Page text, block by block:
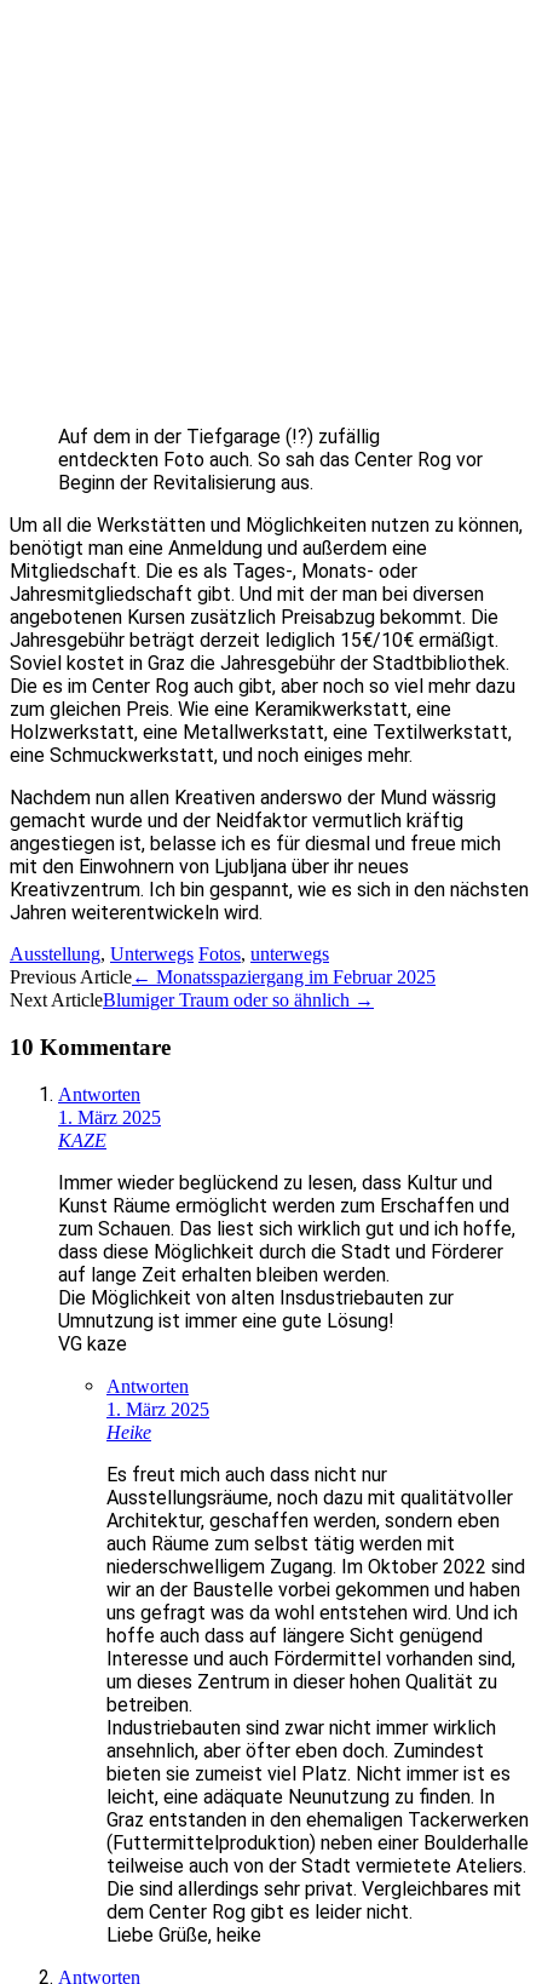
Auf dem in der Tiefgarage (!?) zufällig
entdeckten Foto auch. So sah das Center Rog vor
Beginn der Revitalisierung aus.
Um all die Werkstätten und Möglichkeiten nutzen zu können,
benötigt man eine Anmeldung und außerdem eine
Mitgliedschaft. Die es als Tages-, Monats- oder
Jahresmitgliedschaft gibt. Und mit der man bei diversen
angebotenen Kursen zusätzlich Preisabzug bekommt. Die
Jahresgebühr beträgt derzeit lediglich 15€/10€ ermäßigt.
Soviel kostet in Graz die Jahresgebühr der Stadtbibliothek.
Die es im Center Rog auch gibt, aber noch so viel mehr dazu
zum gleichen Preis. Wie eine Keramikwerkstatt, eine
Holzwerkstatt, eine Metallwerkstatt, eine Textilwerkstatt,
eine Schmuckwerkstatt, und noch einiges mehr.
Nachdem nun allen Kreativen anderswo der Mund wässrig
gemacht wurde und der Neidfaktor vermutlich kräftig
angestiegen ist, belasse ich es für diesmal und freue mich
mit den Einwohnern von Ljubljana über ihr neues
Kreativzentrum. Ich bin gespannt, wie es sich in den nächsten
Jahren weiterentwickeln wird.
Ausstellung, Unterwegs Fotos, unterwegs
Artikel-
Navigation
Previous Article← Monatsspaziergang im Februar 2025
Next ArticleBlumiger Traum oder so ähnlich →
10 Kommentare
Antworten
1. März 2025
KAZE
Immer wieder beglückend zu lesen, dass Kultur und
Kunst Räume ermöglicht werden zum Erschaffen und
zum Schauen. Das liest sich wirklich gut und ich hoffe,
dass diese Möglichkeit durch die Stadt und Förderer
auf lange Zeit erhalten bleiben werden.
Die Möglichkeit von alten Insdustriebauten zur
Umnutzung ist immer eine gute Lösung!
VG kaze
Antworten
1. März 2025
Heike
Es freut mich auch dass nicht nur
Ausstellungsräume, noch dazu mit qualitätvoller
Architektur, geschaffen werden, sondern eben
auch Räume zum selbst tätig werden mit
niederschwelligem Zugang. Im Oktober 2022 sind
wir an der Baustelle vorbei gekommen und haben
uns gefragt was da wohl entstehen wird. Und ich
hoffe auch dass auf längere Sicht genügend
Interesse und auch Fördermittel vorhanden sind,
um dieses Zentrum in dieser hohen Qualität zu
betreiben.
Industriebauten sind zwar nicht immer wirklich
ansehnlich, aber öfter eben doch. Zumindest
bieten sie zumeist viel Platz. Nicht immer ist es
leicht, eine adäquate Neunutzung zu finden. In
Graz entstanden in den ehemaligen Tackerwerken
(Futtermittelproduktion) neben einer Boulderhalle
teilweise auch von der Stadt vermietete Ateliers.
Die sind allerdings sehr privat. Vergleichbares mit
dem Center Rog gibt es leider nicht.
Liebe Grüße, heike
Antworten